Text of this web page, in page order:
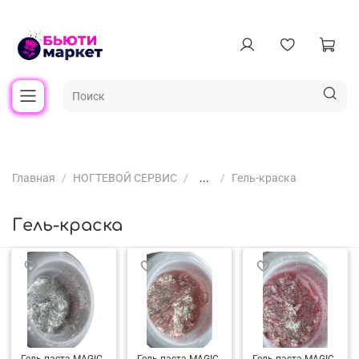
Главная НОГТЕВОЙ СЕРВИС ... Гель-краска
Гель-краска